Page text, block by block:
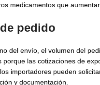
medicamentos que
pedido
del envío, el volumen del
las cotizaciones de
importadores pueden
y documentación.